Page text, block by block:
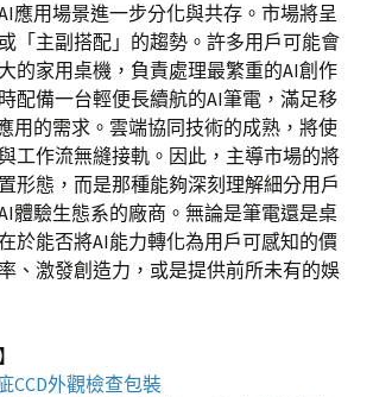
應用場景進一步分化與共存。市場將呈
「主副搭配」的趨勢。許多用戶可能會
的家用桌機，負責處理最繁重的AI創作
配備一台輕便長續航的AI筆電，滿足移
用的需求。雲端協同技術的成熟，將使
工作流無縫接軌。因此，主導市場的將
形態，而是那種能夠深刻理解細分用戶
體驗生態系的廠商。無論是筆電還是桌
於能否將AI能力轉化為用戶可感知的價
、激發創造力，或是提供前所未有的娛
CCD外觀檢查包裝